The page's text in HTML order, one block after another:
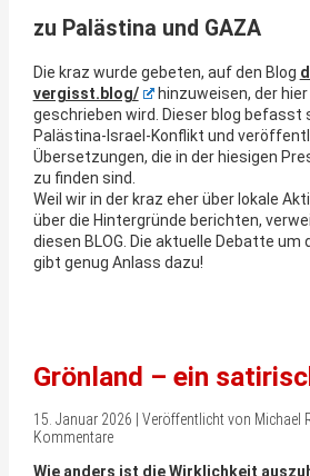
zu Palästina und GAZA
Die kraz wurde gebeten, auf den Blog
vergisst.blog/
hinzuweisen, der hier
geschrieben wird. Dieser blog
Palästina-Israel-Konflikt und
Übersetzungen, die in der hiesigen
zu finden sind.
Weil wir in der kraz eher über lokale
über die Hintergründe berichten,
diesen BLOG. Die aktuelle Debatte um
gibt genug Anlass dazu!
Grönland – ein
15. Januar 2026 | Veröffentlicht von Michael
Kommentare
Wie anders ist die Wirklichkeit